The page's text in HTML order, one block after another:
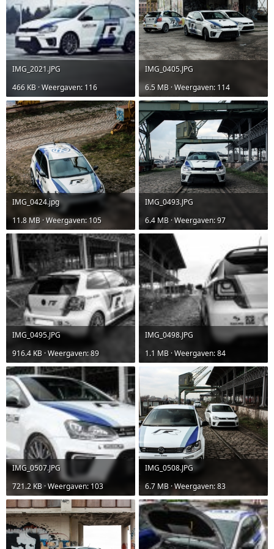
IMG_2021.JPG
466 KB · Weergaven: 116
IMG_0405.JPG
6.5 MB · Weergaven: 114
IMG_0424.jpg
11.8 MB · Weergaven: 105
IMG_0493.JPG
6.4 MB · Weergaven: 97
IMG_0495.JPG
916.4 KB · Weergaven: 89
IMG_0498.JPG
1.1 MB · Weergaven: 84
IMG_0507.JPG
721.2 KB · Weergaven: 103
IMG_0508.JPG
6.7 MB · Weergaven: 83